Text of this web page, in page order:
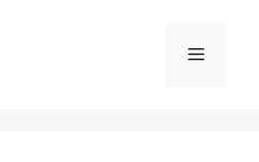
菜